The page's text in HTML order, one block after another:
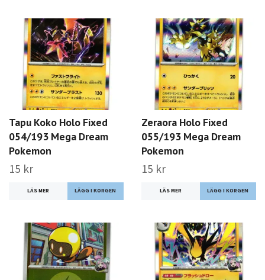
Tapu Koko Holo Fixed
054/193 Mega Dream
Pokemon
15 kr
LÄS MER
Zeraora Holo Fixed
055/193 Mega Dream
Pokemon
15 kr
LÄS MER